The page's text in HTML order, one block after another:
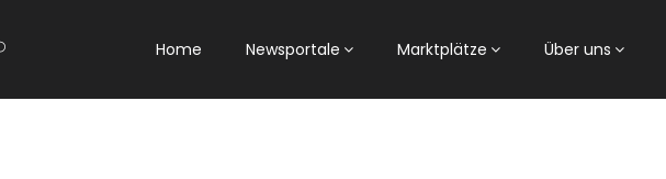
Home Newsportale Marktplätze Über uns